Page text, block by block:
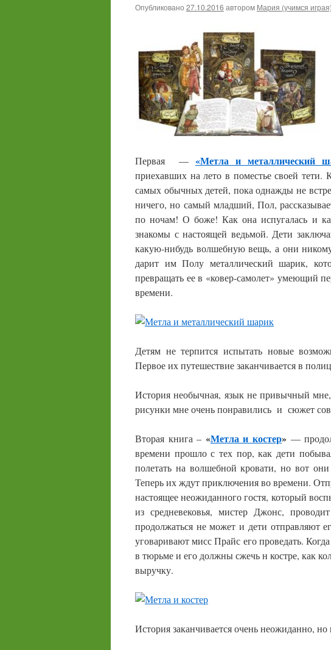
Опубликовано 27.10.2016 автором Мария (учимся играя)
Первая — «Метла и металлический
приехавших на лето в поместье своей
самых обычных детей, пока однажды не
ничего, но самый младший, Пол,
по ночам! О боже! Как она испугалась и
знакомы с настоящей ведьмой. Дети
какую-нибудь волшебную вещь, а они
дарит им Полу металлический шарик,
превращать ее в «ковер-самолет» умеющий
времени.
Детям не терпится испытать новые
Первое их путешествие заканчивается в
История необычная, язык не привычный
рисунки мне очень понравились и сюжет
Вторая книга – «Метла и костер» —
времени прошло с тех пор, как дети
полетать на волшебной кровати, но вот
Теперь их ждут приключения во времени.
настоящее неожиданного гостя, который
из средневековья, мистер Джонс,
продолжаться не может и дети отправляют
уговаривают мисс Прайс его проведать.
в тюрьме и его должны сжечь н костре, как
выручку.
История заканчивается очень неожиданно, но